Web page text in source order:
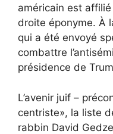
américain est
droite éponyme. À
qui a été envoyé
combattre
présidence de
L’avenir juif –
centriste», la liste
rabbin David